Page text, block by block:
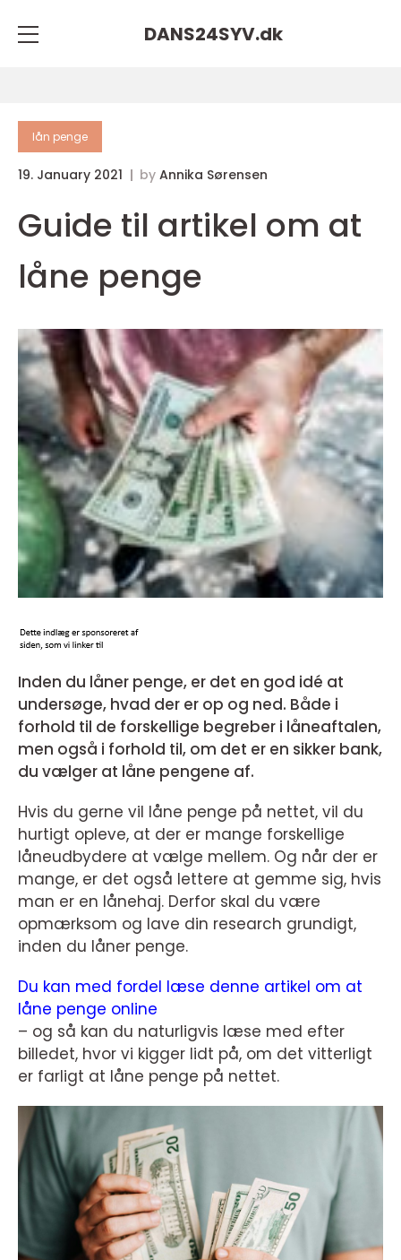
DANS24SYV.dk
lån penge
19. January 2021 by Annika Sørensen
Guide til artikel om at
låne penge
Inden du låner penge, er det en god idé at
undersøge, hvad der er op og ned. Både i
forhold til de forskellige begreber i låneaftalen,
men også i forhold til, om det er en sikker bank,
du vælger at låne pengene af.
Hvis du gerne vil låne penge på nettet, vil du
hurtigt opleve, at der er mange forskellige
låneudbydere at vælge mellem. Og når der er
mange, er det også lettere at gemme sig, hvis
man er en lånehaj. Derfor skal du være
opmærksom og lave din research grundigt,
inden du låner penge.
Du kan med fordel læse denne artikel om at
låne penge online
– og så kan du naturligvis læse med efter
billedet, hvor vi kigger lidt på, om det vitterligt
er farligt at låne penge på nettet.